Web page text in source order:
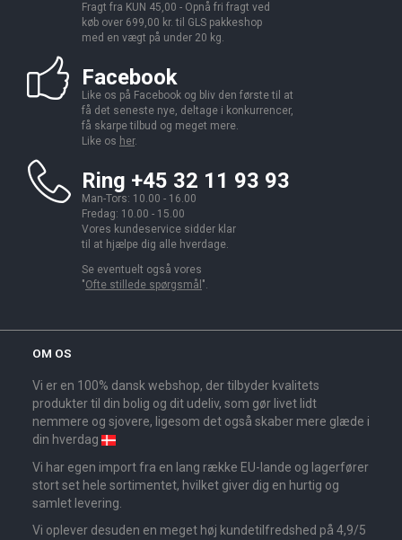
Fragt fra KUN 45,00 - Opnå fri fragt ved
køb over 699,00 kr. til GLS pakkeshop
med en vægt på under 20 kg.
Facebook
Like os på Facebook og bliv den første til at
få det seneste nye, deltage i konkurrencer,
få skarpe tilbud og meget mere.
Like os her.
Ring +45 32 11 93 93
Man-Tors: 10.00 - 16.00
Fredag: 10.00 - 15.00
Vores kundeservice sidder klar
til at hjælpe dig alle hverdage.
Se eventuelt også vores
"Ofte stillede spørgsmål ".
OM OS
Vi er en 100% dansk webshop, der tilbyder kvalitets
produkter til din bolig og dit udeliv, som gør livet lidt
nemmere og sjovere, ligesom det også skaber mere glæde i
din hverdag
Vi har egen import fra en lang række EU-lande og lagerfører
stort set hele sortimentet, hvilket giver dig en hurtig og
samlet levering.
Vi oplever desuden en meget høj kundetilfredshed på 4,9/5